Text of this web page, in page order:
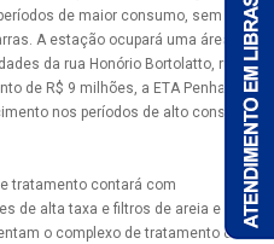
de maior consumo, sem
A estação ocupará uma área de
da rua Honório Bortolatto, no
de R$ 9 milhões, a ETA Penha é
nos períodos de alto consumo
tratamento contará com
de alta taxa e filtros de areia e
o complexo de tratamento de